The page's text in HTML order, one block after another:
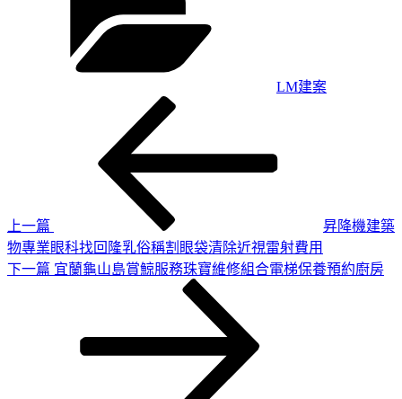
LM建案
上一篇
昇降機建築
物專業眼科找回隆乳俗稱割眼袋清除近視雷射費用
下
下一篇 宜蘭龜山島賞鯨服務珠寶維修組合電梯保養預約廚房